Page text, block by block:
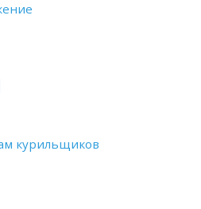
курильщиков